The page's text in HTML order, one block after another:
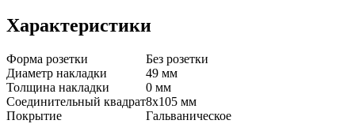
Характеристики
Форма розетки
Без розетки
Диаметр накладки
49 мм
Толщина накладки
0 мм
Соединительный квадрат8x105 мм
Покрытие
Гальваническое